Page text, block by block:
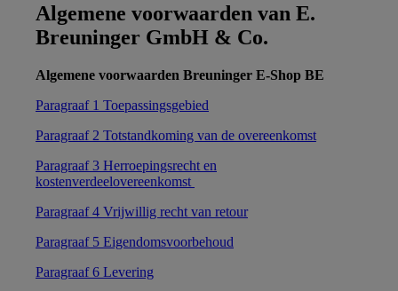
Algemene voorwaarden van E.
Breuninger GmbH & Co.
Algemene voorwaarden Breuninger E-Shop BE
Paragraaf 1 Toepassingsgebied
Paragraaf 2 Totstandkoming van de overeenkomst
Paragraaf 3 Herroepingsrecht en
kostenverdeelovereenkomst
Paragraaf 4 Vrijwillig recht van retour
Paragraaf 5 Eigendomsvoorbehoud
Paragraaf 6 Levering